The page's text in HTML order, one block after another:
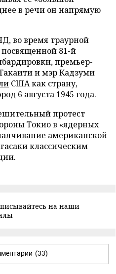
в речи он напрямую
во время траурной
81-й
премьер-
и мэр Кадзуми
США как страну,
6 августа 1945 года.
протест
Токио в «ядерных
американской
классическим
на наши
(33)